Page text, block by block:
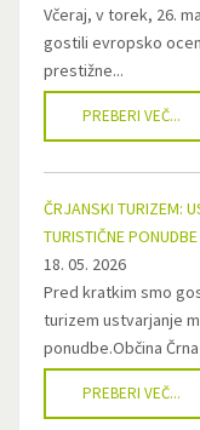
Včeraj, v torek, 26.
gostili evropsko
prestižne...
PREBERI VEČ...
ČRJANSKI TURIZEM:
TURISTIČNE PONUDBE
18. 05. 2026
Pred kratkim smo
turizem ustvarjanje
ponudbe.Občina Črna
PREBERI VEČ...